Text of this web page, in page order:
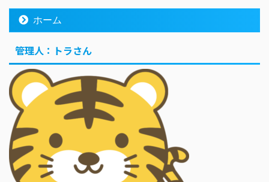
ホーム
管理人：トラさん